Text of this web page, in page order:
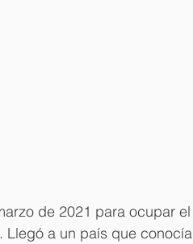
de 2021 para ocupar el
Llegó a un país que conocía